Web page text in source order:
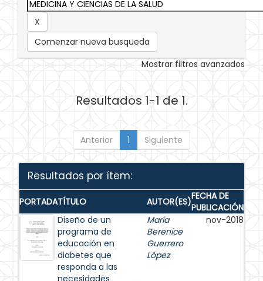
Comenzar nueva busqueda
Mostrar filtros avanzados
Resultados 1-1 de 1.
Anterior 1 Siguiente
Resultados por ítem:
PORTADATÍTULO AUTOR(ES)FECHA DE
PUBLICACIÓN
Diseño de un
programa de
educación en
diabetes que
responda a las
necesidades
María
Berenice
Guerrero
López
nov-2018